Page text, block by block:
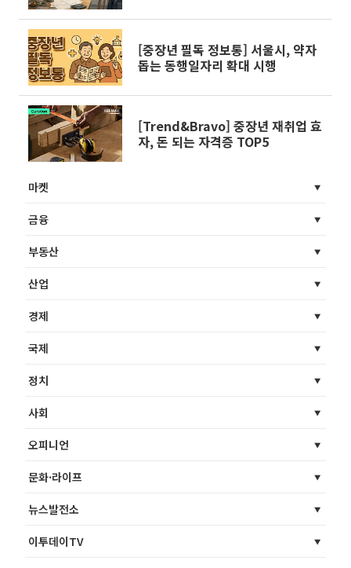
[중장년 필독 정보통] 서울시, 약자
돕는 동행일자리 확대 시행
[Trend&Bravo] 중장년 재취업 효
자, 돈 되는 자격증 TOP5
마켓
금융
부동산
산업
경제
국제
정치
사회
오피니언
문화·라이프
뉴스발전소
이투데이TV